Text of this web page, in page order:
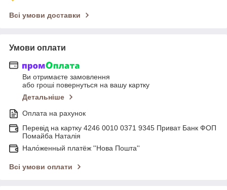
Всі умови доставки
Умови оплати
Ви отримаєте замовлення
або гроші повернуться на вашу картку
Детальніше
Оплата на рахунок
Перевід на картку 4246 0010 0371 9345 Приват Банк ФОП
Помайба Наталія
Нало́женный платёж ''Нова Пошта''
Всі умови оплати